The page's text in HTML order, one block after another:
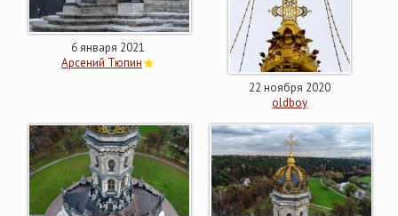
6 января 2021
Арсений Тюпин
22 ноября 2020
oldboy